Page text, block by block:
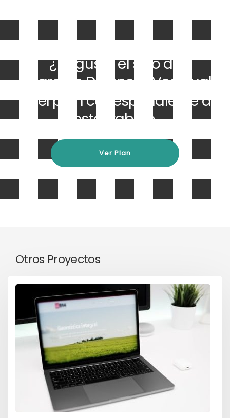
¿Te gustó el sitio de
Guardian Defense?Vea cual
es el plan correspondiente a
este trabajo.
Ver Plan
Otros Proyectos